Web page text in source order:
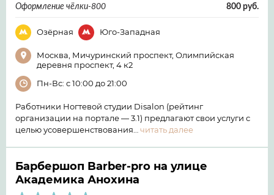
Оформление чёлки-800 800 руб.
Озёрная Юго-Западная
Москва, Мичуринский проспект, Олимпийская
деревня проспект, 4 к2
Пн-Вс: с 10:00 до 21:00
Работники Ногтевой студии Disalon (рейтинг
организации на портале — 3.1) предлагают свои услуги с
целью усовершенствования… читать далее
Барбершоп Barber-pro на улице
Академика Анохина